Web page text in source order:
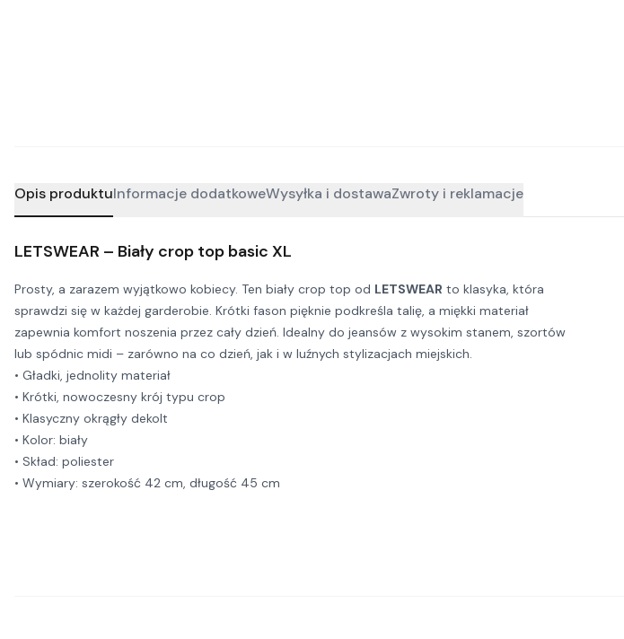
Opis produktuInformacje dodatkoweWysyłka i dostawaZwroty i reklamacje
LETSWEAR – Biały crop top basic XL
Prosty, a zarazem wyjątkowo kobiecy. Ten biały crop top od LETSWEAR to klasyka, która
sprawdzi się w każdej garderobie. Krótki fason pięknie podkreśla talię, a miękki materiał
zapewnia komfort noszenia przez cały dzień. Idealny do jeansów z wysokim stanem, szortów
lub spódnic midi – zarówno na co dzień, jak i w luźnych stylizacjach miejskich.
• Gładki, jednolity materiał
• Krótki, nowoczesny krój typu crop
• Klasyczny okrągły dekolt
• Kolor: biały
• Skład: poliester
• Wymiary: szerokość 42 cm, długość 45 cm